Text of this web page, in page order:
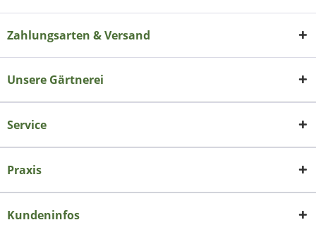
Zahlungsarten & Versand
Unsere Gärtnerei
Service
Praxis
Kundeninfos